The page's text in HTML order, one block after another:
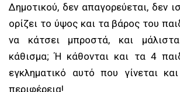
Δημοτικού, δεν απαγορεύεται, δεν
ορίζει το ύψος και τα βάρος του
να κάτσει μπροστά, και
κάθισμα; Ή κάθονται και τα 4
εγκληματικό αυτό που γίνεται
περιφέρεια!